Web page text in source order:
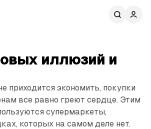
иллюзий и
приходится экономить, покупки
все равно греют сердце. Этим
супермаркеты,
которых на самом деле нет.